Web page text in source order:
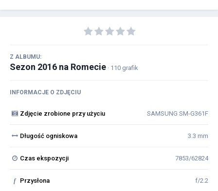
Z ALBUMU:
Sezon 2016 na Romecie · 110 grafik
INFORMACJE O ZDJĘCIU
Zdjęcie zrobione przy użyciu SAMSUNG SM-G361F
Długość ogniskowa 3.3 mm
Czas ekspozycji 7853/62824
f Przysłona f/2.2